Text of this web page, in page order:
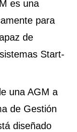
es una
para
de
Start-
una AGM a
de Gestión
diseñado